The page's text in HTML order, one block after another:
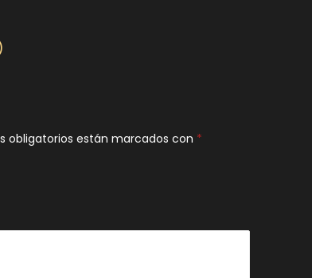
obligatorios están marcados con *